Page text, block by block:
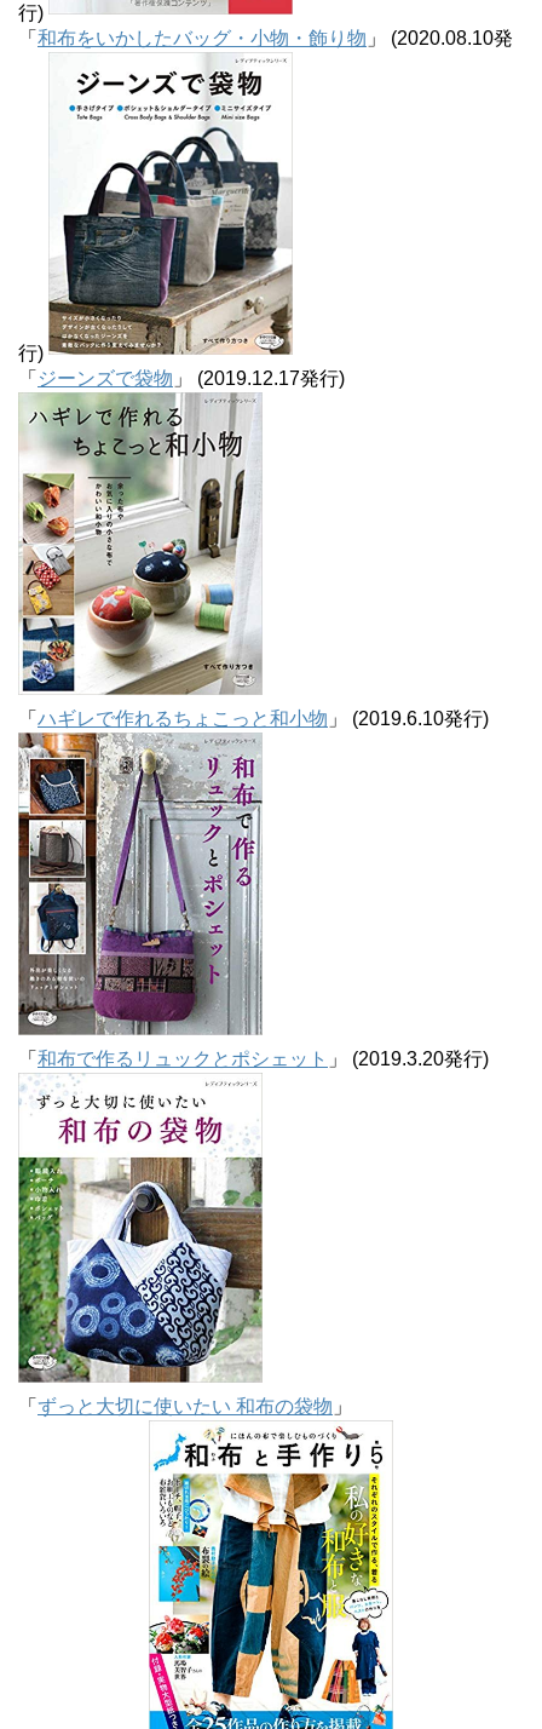
行)
「 和布をいかしたバッグ・小物・飾り物 」 (2020.08.10発
行)
「 ジーンズで袋物 」 (2019.12.17発行)
「 ハギレで作れるちょこっと和小物 」 (2019.6.10発行)
「 和布で作るリュックとポシェット 」 (2019.3.20発行)
「 ずっと大切に使いたい 和布の袋物 」